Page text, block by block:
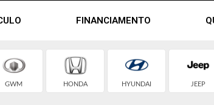
FINANCIAMENTO
GWM HONDA HYUNDAI JEEP